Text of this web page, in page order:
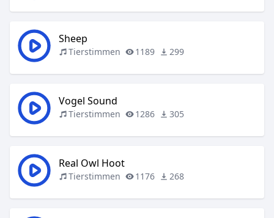
Sheep
Tierstimmen 1189 299
Vogel Sound
Tierstimmen 1286 305
Real Owl Hoot
Tierstimmen 1176 268